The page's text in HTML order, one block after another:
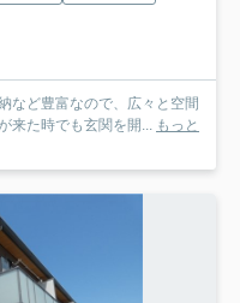
など豊富なので、広々と空間
来た時でも玄関を開... もっと